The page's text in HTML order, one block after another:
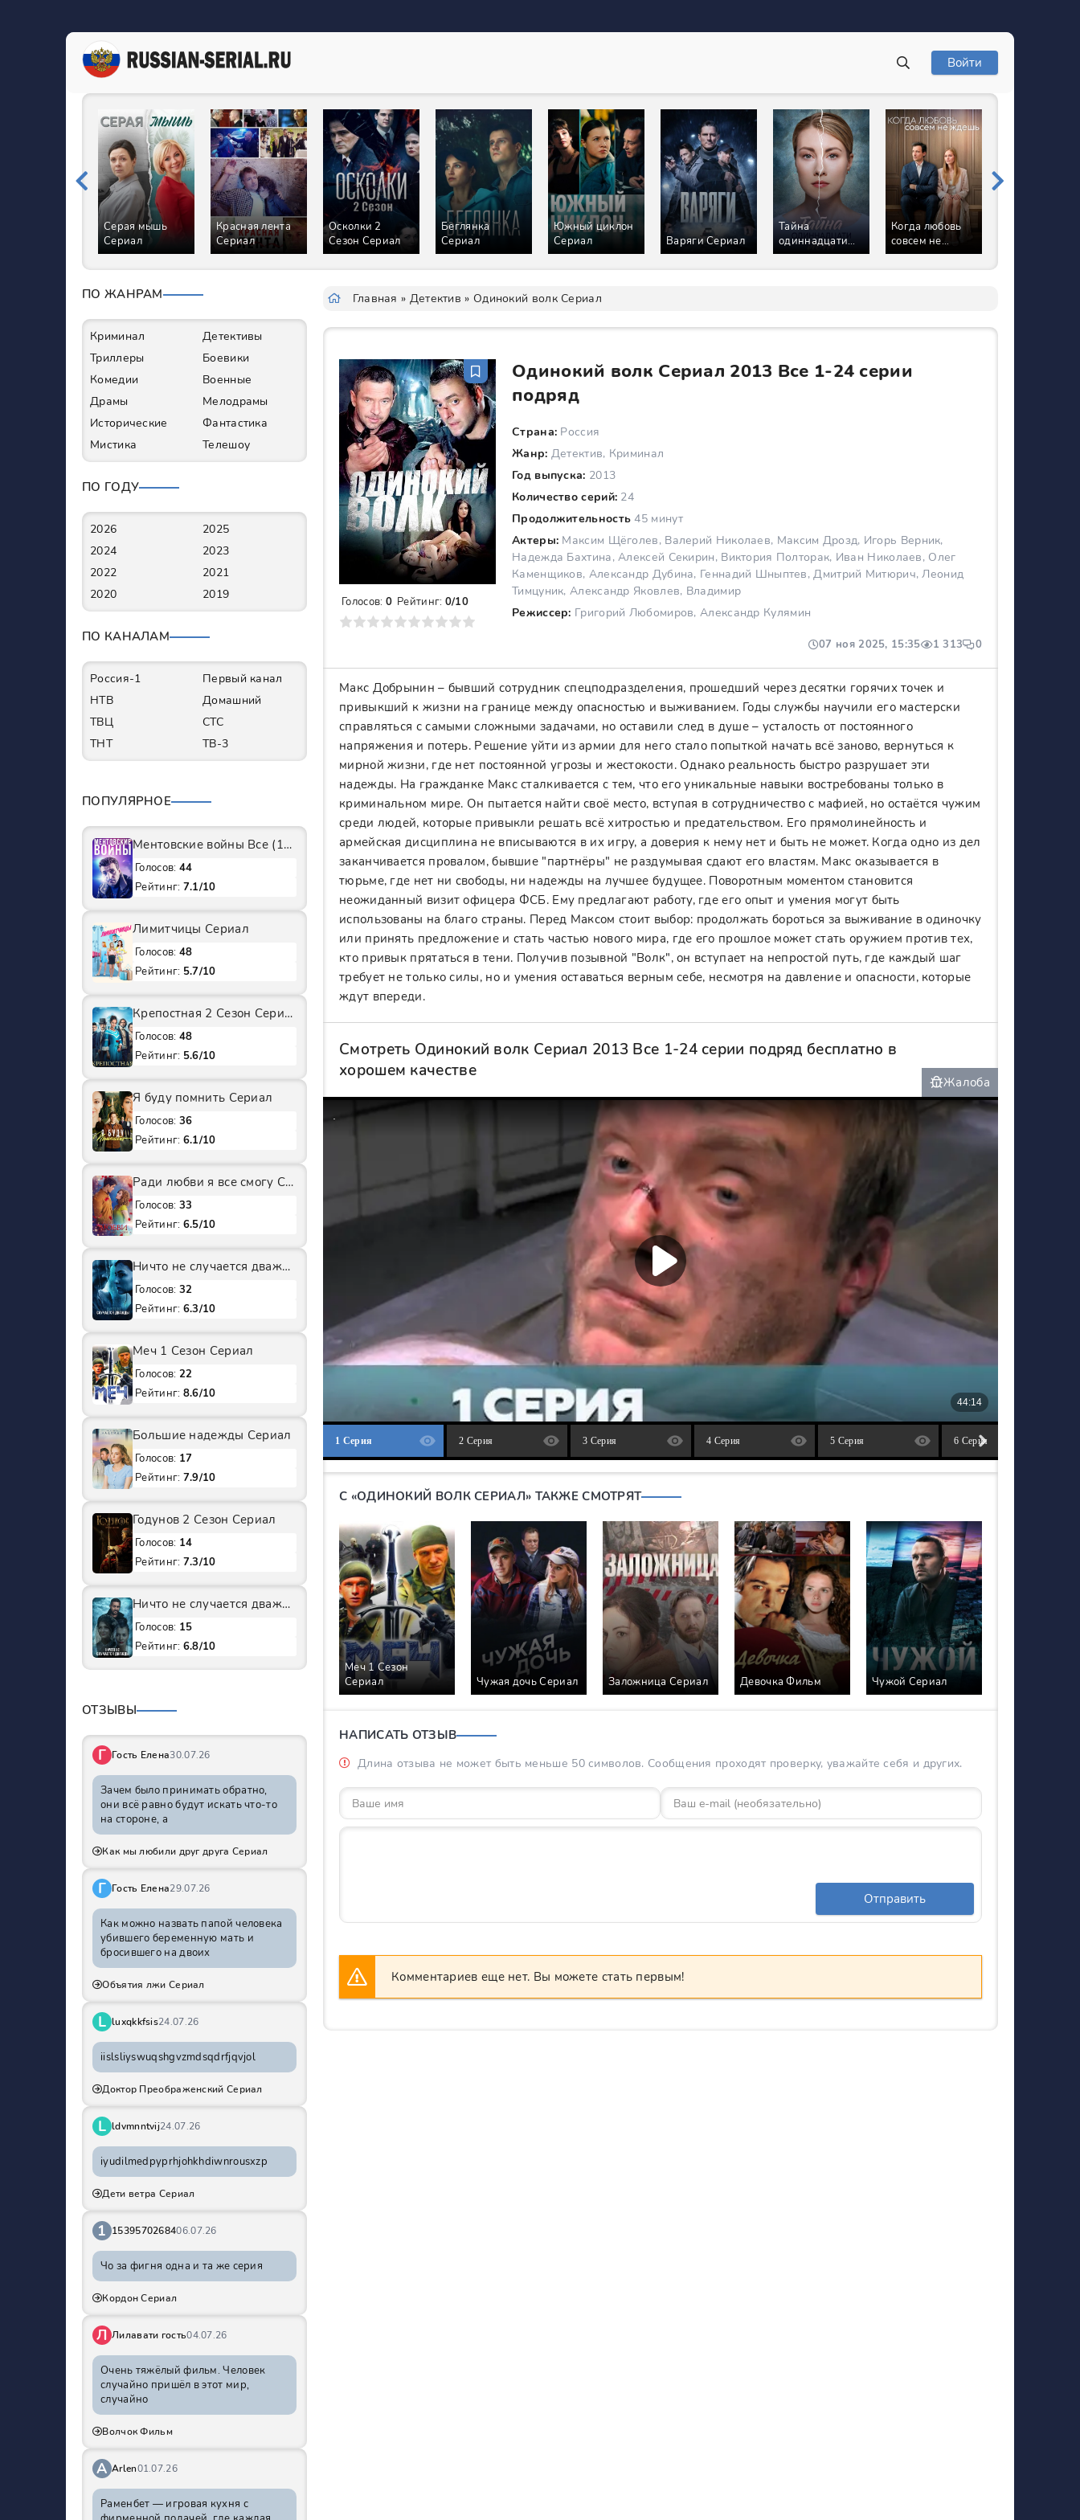
Войти
Серая мышь
Сериал
Красная лента
Сериал
Осколки 2
Сезон Сериал
Беглянка
Сериал
Южный циклон
Сериал
Варяги Сериал
Тайна
одиннадцати
лет
Когда любовь
совсем не
ждёшь Сериал
Главная » Детектив » Одинокий волк Сериал
Одинокий волк Сериал 2013 Все 1-24 серии
подряд
Страна: Россия
Жанр: Детектив, Криминал
Год выпуска: 2013
Количество серий: 24
Продолжительность 45 минут
Актеры: Максим Щёголев, Валерий Николаев, Максим Дрозд, Игорь Верник,
Надежда Бахтина, Алексей Секирин, Виктория Полторак, Иван Николаев, Олег
Каменщиков, Александр Дубина, Геннадий Шныптев, Дмитрий Митюрич, Леонид
Тимцуник, Александр Яковлев, Владимир
Режиссер: Григорий Любомиров, Александр Кулямин
07 ноя 2025, 15:35 1 313 0
Голосов: 0 Рейтинг: 0/10
7 8 9 10
Макс Добрынин – бывший сотрудник спецподразделения, прошедший через десятки горячих точек и
привыкший к жизни на границе между опасностью и выживанием. Годы службы научили его мастерски
справляться с самыми сложными задачами, но оставили след в душе – усталость от постоянного
напряжения и потерь. Решение уйти из армии для него стало попыткой начать всё заново, вернуться к
мирной жизни, где нет постоянной угрозы и жестокости. Однако реальность быстро разрушает эти
надежды. На гражданке Макс сталкивается с тем, что его уникальные навыки востребованы только в
криминальном мире. Он пытается найти своё место, вступая в сотрудничество с мафией, но остаётся чужим
среди людей, которые привыкли решать всё хитростью и предательством. Его прямолинейность и
армейская дисциплина не вписываются в их игру, а доверия к нему нет и быть не может. Когда одно из дел
заканчивается провалом, бывшие "партнёры" не раздумывая сдают его властям. Макс оказывается в
тюрьме, где нет ни свободы, ни надежды на лучшее будущее. Поворотным моментом становится
неожиданный визит офицера ФСБ. Ему предлагают работу, где его опыт и умения могут быть
использованы на благо страны. Перед Максом стоит выбор: продолжать бороться за выживание в одиночку
или принять предложение и стать частью нового мира, где его прошлое может стать оружием против тех,
кто привык прятаться в тени. Получив позывной "Волк", он вступает на непростой путь, где каждый шаг
требует не только силы, но и умения оставаться верным себе, несмотря на давление и опасности, которые
ждут впереди.
Смотреть Одинокий волк Сериал 2013 Все 1-24 серии подряд бесплатно в
хорошем качестве
1 Серия 2 Серия 3 Серия 4 Серия 5 Серия 6 Серия
Жалоба
С «ОДИНОКИЙ ВОЛК СЕРИАЛ» ТАКЖЕ СМОТРЯТ
Меч 1 Сезон
Сериал
Чужая дочь Сериал Заложница Сериал Девочка Фильм Чужой Сериал
НАПИСАТЬ ОТЗЫВ
Длина отзыва не может быть меньше 50 символов. Сообщения проходят проверку, уважайте себя и других.
Отправить
Комментариев еще нет. Вы можете стать первым!
ПО ЖАНРАМ
Криминал
Детективы
Триллеры
Боевики
Комедии
Военные
Драмы
Мелодрамы
Исторические
Фантастика
Мистика
Телешоу
ПО ГОДУ
2026
2025
2024
2023
2022
2021
2020
2019
ПО КАНАЛАМ
Россия-1
Первый канал
НТВ
Домашний
ТВЦ
СТС
ТНТ
ТВ-3
ПОПУЛЯРНОЕ
Ментовские войны Все (1-11 Сезоны) подряд Сериал
Голосов: 44
Рейтинг: 7.1/10
Лимитчицы Сериал
Голосов: 48
Рейтинг: 5.7/10
Крепостная 2 Сезон Сериал
Голосов: 48
Рейтинг: 5.6/10
Я буду помнить Сериал
Голосов: 36
Рейтинг: 6.1/10
Ради любви я все смогу Сериал
Голосов: 33
Рейтинг: 6.5/10
Ничто не случается дважды 2 Сезон Сериал
Голосов: 32
Рейтинг: 6.3/10
Меч 1 Сезон Сериал
Голосов: 22
Рейтинг: 8.6/10
Большие надежды Сериал
Голосов: 17
Рейтинг: 7.9/10
Годунов 2 Сезон Сериал
Голосов: 14
Рейтинг: 7.3/10
Ничто не случается дважды 1 Сезон Сериал
Голосов: 15
Рейтинг: 6.8/10
ОТЗЫВЫ
Г Гость Елена30.07.26
Зачем было принимать обратно,
они всё равно будут искать что-то
на стороне, а
Как мы любили друг друга Сериал
Г Гость Елена29.07.26
Как можно назвать папой человека
убившего беременную мать и
бросившего на двоих
Объятия лжи Сериал
L luxqkkfsis24.07.26
iislsliyswuqshgvzmdsqdrfjqvjol
Доктор Преображенский Сериал
L ldvmnntvij24.07.26
iyudilmedpyprhjohkhdiwnrousxzp
Дети ветра Сериал
1 1539570268406.07.26
Чо за фигня одна и та же серия
Кордон Сериал
Л Лилавати гость04.07.26
Очень тяжёлый фильм. Человек
случайно пришёл в этот мир,
случайно
Волчок Фильм
A Arlen01.07.26
Раменбет — игровая кухня с